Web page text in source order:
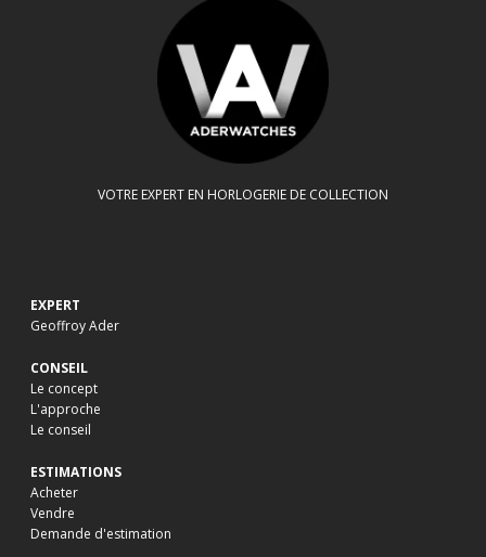
VOTRE EXPERT EN HORLOGERIE DE COLLECTION
EXPERT
Geoffroy Ader
CONSEIL
Le concept
L'approche
Le conseil
ESTIMATIONS
Acheter
Vendre
Demande d'estimation